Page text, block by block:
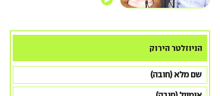
הניוזלטר הירוק